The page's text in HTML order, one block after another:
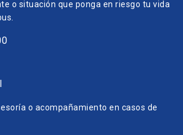
o situación que ponga en riesgo tu vida
o acompañamiento en casos de